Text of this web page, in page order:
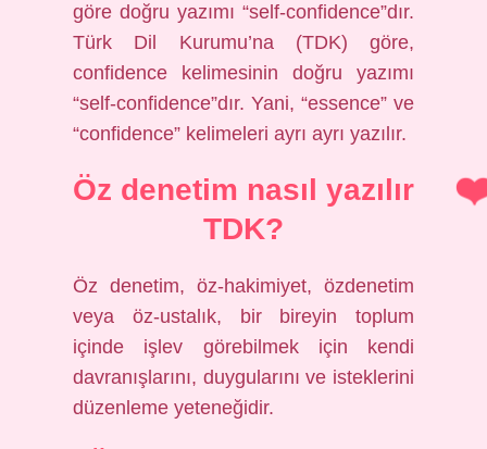
göre doğru yazımı “self-confidence”dır.
Türk Dil Kurumu’na (TDK) göre,
confidence kelimesinin doğru yazımı
“self-confidence”dır. Yani, “essence” ve
“confidence” kelimeleri ayrı ayrı yazılır.
Öz denetim nasıl yazılır
TDK?
Öz denetim, öz-hakimiyet, özdenetim
veya öz-ustalık, bir bireyin toplum
içinde işlev görebilmek için kendi
davranışlarını, duygularını ve isteklerini
düzenleme yeteneğidir.